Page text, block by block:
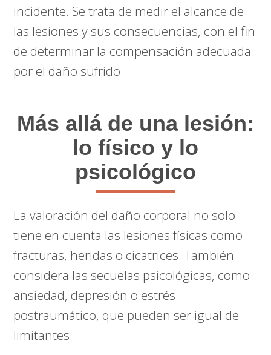
incidente. Se trata de medir el alcance de
las lesiones y sus consecuencias, con el fin
de determinar la compensación adecuada
por el daño sufrido.
Más allá de una lesión:
lo físico y lo
psicológico
La valoración del daño corporal no solo
tiene en cuenta las lesiones físicas como
fracturas, heridas o cicatrices. También
considera las secuelas psicológicas, como
ansiedad, depresión o estrés
postraumático, que pueden ser igual de
limitantes.